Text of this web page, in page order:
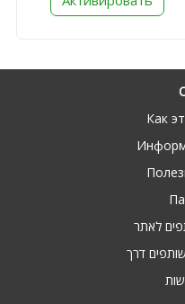
Как
לאתר